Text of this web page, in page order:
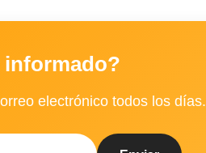
informado?
electrónico todos los días.